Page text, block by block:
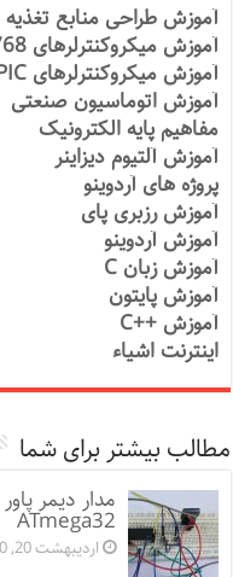
آموزش طراحی منابع
آموزش میکروکنترلرهای LPC1768
آموزش میکروکنترلرهای PIC
آموزش اتوماسیون صنعتی
مفاهیم پایه الکترونیک
آموزش آلتیوم دیزاینر
پروژه های آردوینو
آموزش رزبری پای
آموزش آردوینو
آموزش زبان C
آموزش پایتون
آموزش ++C
اینترنت اشیاء
مطالب بیشتر برای شما
ATmega32
اردیبهشت 20, 1400